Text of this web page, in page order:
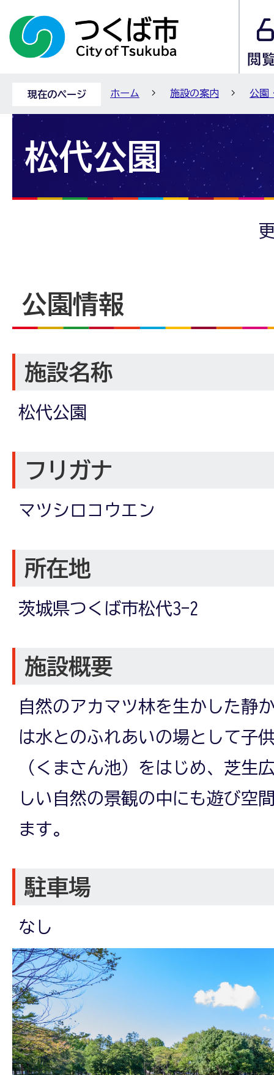
現在のページ ホーム 施設の案内 公園
松代公園
公園情報
施設名称
松代公園
フリガナ
マツシロコウエン
所在地
茨城県つくば市松代3-2
施設概要
自然のアカマツ林を生かした静
は水とのふれあいの場として子
（くまさん池）をはじめ、芝生
しい自然の景観の中にも遊び空
ます。
駐車場
なし